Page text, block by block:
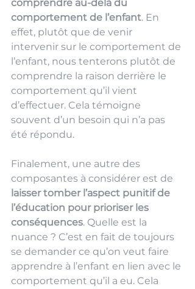
comprendre au-delà du
comportement de l’enfant. En
effet, plutôt que de venir
intervenir sur le comportement de
l’enfant, nous tenterons plutôt de
comprendre la raison derrière le
comportement qu’il vient
d’effectuer. Cela témoigne
souvent d’un besoin qui n’a pas
été répondu.
Finalement, une autre des
composantes à considérer est de
laisser tomber l’aspect punitif de
l’éducation pour prioriser les
conséquences. Quelle est la
nuance ? C’est en fait de toujours
se demander ce qu’on veut faire
apprendre à l’enfant en lien avec le
comportement qu’il a eu. Cela